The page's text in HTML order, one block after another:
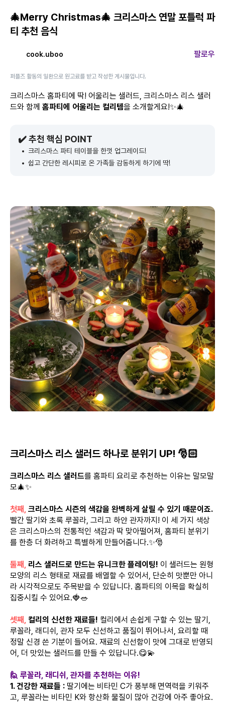
🎄Merry Christmas🎄 크리스마스 연말 포틀럭 파
티 추천 음식
cook.uboo 팔로우
퍼플즈 활동의 일환으로 원고료를 받고 작성한 게시물입니다.
크리스마스 홈파티에 딱! 어울리는 샐러드, 크리스마스 리스 샐러
드와 함께 홈파티에 어울리는 컬리템을 소개할게요!✨🎄
✔️ 추천 핵심 POINT
크리스마스 파티 테이블을 한껏 업그레이드!
쉽고 간단한 레시피로 온 가족들 감동하게 하기에 딱!
크리스마스 리스 샐러드 하나로 분위기 UP! 🎅🏻
크리스마스 리스 샐러드를 홈파티 요리로 추천하는 이유는 말모말
모🎄✨
첫째, 크리스마스 시즌의 색감을 완벽하게 살릴 수 있기 때문이죠.
빨간 딸기와 초록 루꼴라, 그리고 하얀 관자까지! 이 세 가지 색상
은 크리스마스의 전통적인 색감과 딱 맞아떨어져, 홈파티 분위기
를 한층 더 화려하고 특별하게 만들어줍니다.✨🎅
둘째, 리스 샐러드로 만드는 유니크한 플레이팅! 이 샐러드는 원형
모양의 리스 형태로 재료를 배열할 수 있어서, 단순히 맛뿐만 아니
라 시각적으로도 주목받을 수 있답니다. 홈파티의 이목을 확실히
집중시킬 수 있어요.🍓🥗
셋째, 컬리의 신선한 재료들! 컬리에서 손쉽게 구할 수 있는 딸기,
루꼴라, 래디쉬, 관자 모두 신선하고 품질이 뛰어나서, 요리할 때
정말 신경 쓴 기분이 들어요. 재료의 신선함이 맛에 그대로 반영되
어, 더 맛있는 샐러드를 만들 수 있답니다.😋💫
🙋 루꼴라, 래디쉬, 관자를 추천하는 이유!
1. 건강한 재료들 : 딸기에는 비타민 C가 풍부해 면역력을 키워주
고, 루꼴라는 비타민 K와 항산화 물질이 많아 건강에 아주 좋아요.